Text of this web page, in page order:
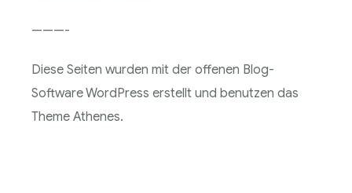
———-
Diese Seiten wurden mit der offenen Blog-
Software WordPress erstellt und benutzen das
Theme Athenes.